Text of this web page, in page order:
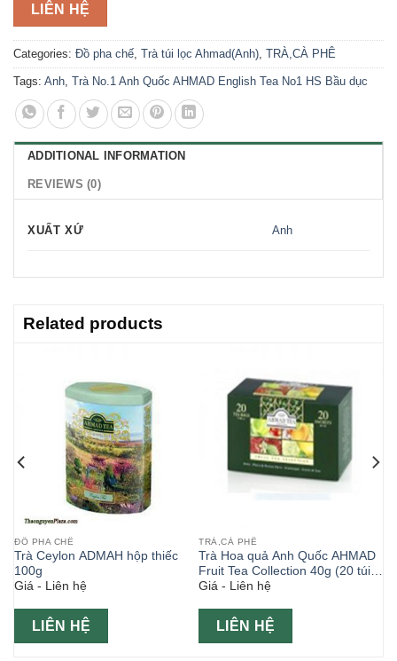
LIÊN HỆ
Categories: Đồ pha chế, Trà túi lọc Ahmad(Anh), TRÀ,CÀ PHÊ
Tags: Anh, Trà No.1 Anh Quốc AHMAD English Tea No1 HS Bầu dục
ADDITIONAL INFORMATION
REVIEWS (0)
XUẤT XỨ Anh
Related products
ĐỒ PHA CHẾ
Trà Ceylon ADMAH hộp thiếc
100g
Giá - Liên hệ
LIÊN HỆ
TRÀ,CÀ PHÊ
Trà Hoa quả Anh Quốc AHMAD
Fruit Tea Collection 40g (20 túi
x2g)
Giá - Liên hệ
LIÊN HỆ